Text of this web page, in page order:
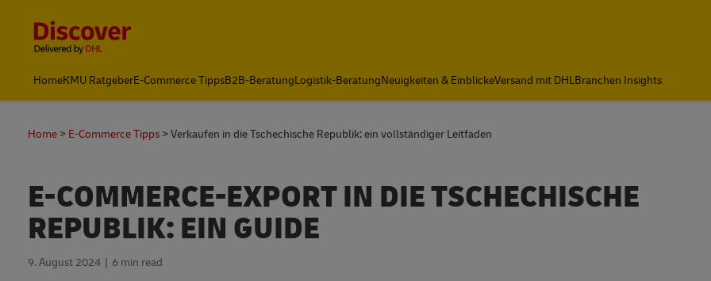
HomeKMU RatgeberE-Commerce TippsB2B-BeratungLogistik-BeratungNeuigkeiten & EinblickeVersand mit DHLBranchen Insights
Home E-Commerce Tipps Verkaufen in die Tschechische Republik: ein vollständiger Leitfaden
E-COMMERCE-EXPORT IN DIE TSCHECHISCHE
REPUBLIK: EIN GUIDE
9. August 2024 6 min read